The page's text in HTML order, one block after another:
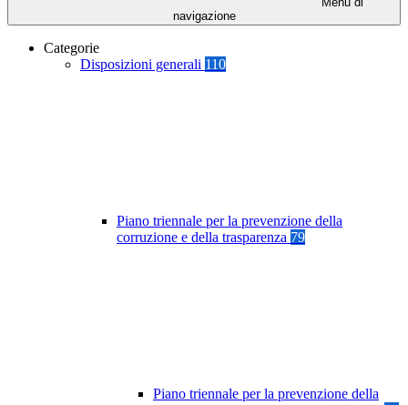
navigazione
Categorie
Disposizioni generali 110
Piano triennale per la prevenzione della
corruzione e della trasparenza 79
Piano triennale per la prevenzione della